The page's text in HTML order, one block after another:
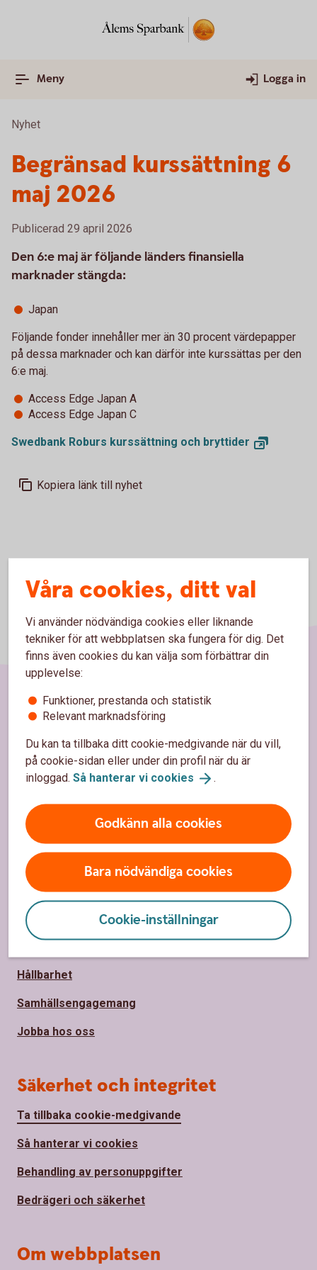
Meny Logga in
Nyhet
Begränsad kurssättning 6
maj 2026
Publicerad 29 april 2026
Den 6:e maj är följande länders finansiella
marknader stängda:
Japan
Följande fonder innehåller mer än 30 procent värdepapper
på dessa marknader och kan därför inte kurssättas per den
6:e maj.
Access Edge Japan A
Access Edge Japan C
Swedbank Roburs kurssättning och bryttider
Kopiera länk till nyhet
Våra cookies, ditt val
Vi använder nödvändiga cookies eller liknande
tekniker för att webbplatsen ska fungera för dig. Det
finns även cookies du kan välja som förbättrar din
upplevelse:
Funktioner, prestanda och statistik
Relevant marknadsföring
Du kan ta tillbaka ditt cookie-medgivande när du vill,
på cookie-sidan eller under din profil när du är
inloggad. Så hanterar vi cookies .
Godkänn alla cookies
Bara nödvändiga cookies
Cookie-inställningar
Sidfot
Hitta snabbt
Bli kund
Kontakta oss
Kontor och öppettider
Spärrhjälp
Priser, räntor och kurser
Om oss
Hållbarhet
Samhällsengagemang
Jobba hos oss
Säkerhet och integritet
Ta tillbaka cookie-medgivande
Så hanterar vi cookies
Behandling av personuppgifter
Bedrägeri och säkerhet
Om webbplatsen